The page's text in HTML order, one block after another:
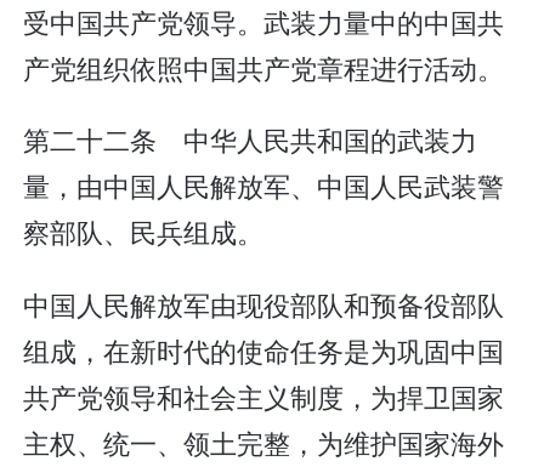
受中国共产党领导。武装力量中的中国共
产党组织依照中国共产党章程进行活动。
第二十二条 中华人民共和国的武装力
量，由中国人民解放军、中国人民武装警
察部队、民兵组成。
中国人民解放军由现役部队和预备役部队
组成，在新时代的使命任务是为巩固中国
共产党领导和社会主义制度，为捍卫国家
主权、统一、领土完整，为维护国家海外